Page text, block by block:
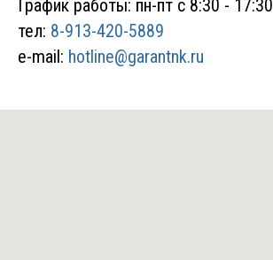
График работы: пн-пт с 8:30 - 17:30
тел: 8-913-420-5889
e-mail: hotline@garantnk.ru